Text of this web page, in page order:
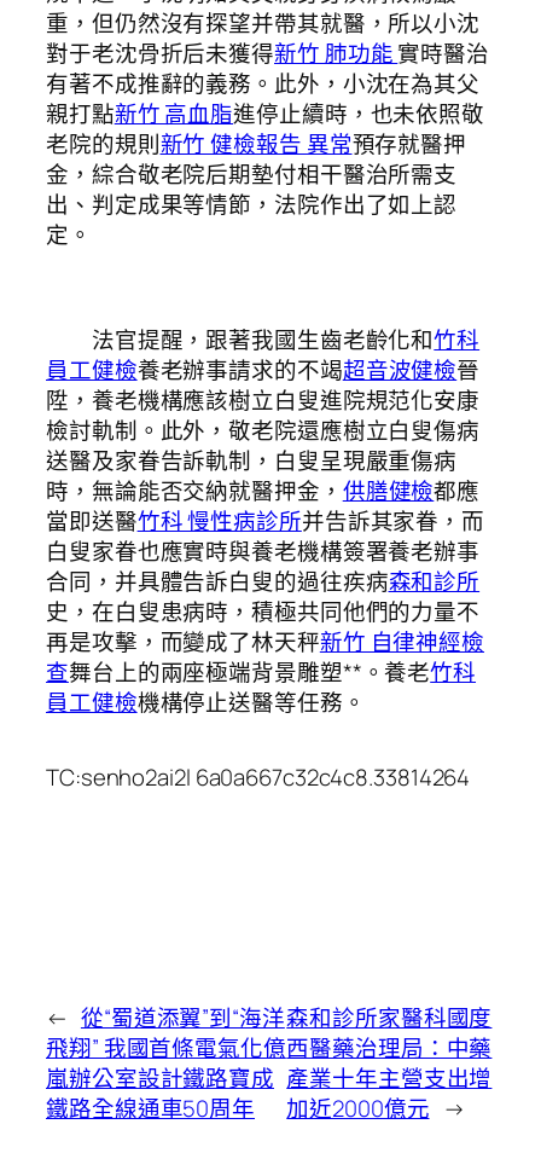
重，但仍然沒有探望并帶其就醫，所以小沈
對于老沈骨折后未獲得新竹 肺功能實時醫治
有著不成推辭的義務。此外，小沈在為其父
親打點新竹 高血脂進停止續時，也未依照敬
老院的規則新竹 健檢報告 異常預存就醫押
金，綜合敬老院后期墊付相干醫治所需支
出、判定成果等情節，法院作出了如上認
定。
法官提醒，跟著我國生齒老齡化和竹科
員工健檢養老辦事請求的不竭超音波健檢晉
陞，養老機構應該樹立白叟進院規范化安康
檢討軌制。此外，敬老院還應樹立白叟傷病
送醫及家眷告訴軌制，白叟呈現嚴重傷病
時，無論能否交納就醫押金， 供膳健檢都應
當即送醫竹科 慢性病診所并告訴其家眷，而
白叟家眷也應實時與養老機構簽署養老辦事
合同，并具體告訴白叟的過往疾病森和診所
史，在白叟患病時，積極共同他們的力量不
再是攻擊，而變成了林天秤新竹 自律神經檢
查舞台上的兩座極端背景雕塑**。養老竹科
員工健檢機構停止送醫等任務。
TC:senho2ai2l 6a0a667c32c4c8.33814264
← 從“蜀道添翼”到“海洋
飛翔” 我國首條電氣化億
嵐辦公室設計鐵路寶成
鐵路全線通車50周年
森和診所家醫科國度
西醫藥治理局：中藥
產業十年主營支出增
加近2000億元 →